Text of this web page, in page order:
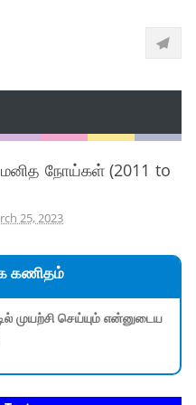
நோய்கள் (2011 to
25, 2023
கணிதம்
முயற்சி செய்யும் என்னுடைய